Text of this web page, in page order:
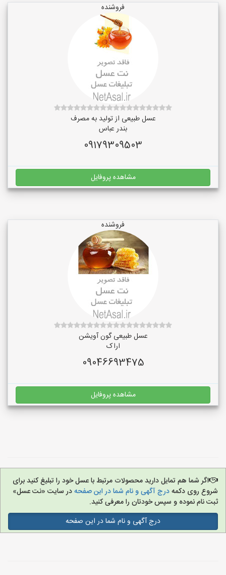
فروشنده
عسل طبیعی از تولید به مصرف
بندر عباس
09179309503
مشاهده پروفایل
فروشنده
عسل طبیعی گون آویشن
اراک
09046693475
مشاهده پروفایل
اگر شما هم تمایل دارید محصولات مرتبط با عسل خود را تبلیغ کنید برای
شروع روی دکمهدرج آگهی و نام شما در این صفحهدر سایت «نت عسل»
ثبت نام نموده و سپس خودتان را معرفی کنید.
درج آگهی و نام شما در این صفحه